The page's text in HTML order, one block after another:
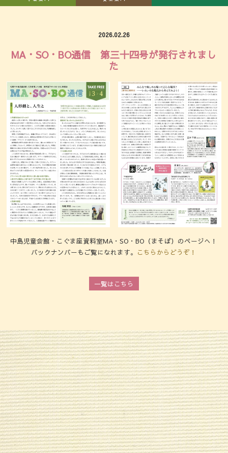
2026.02.26
MA・SO・BO通信 第三十四号が発行されまし
た
中島児童会館・こぐま座資料室MA・SO・BO（まそぼ）のページへ！
バックナンバーもご覧になれます。 こちらからどうぞ！
一覧はこちら